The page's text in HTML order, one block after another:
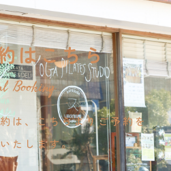
はこちら
Booking
は、こちらよりご予約を
たします。